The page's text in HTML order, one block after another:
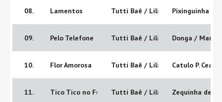
08. Lamentos Tutti Baê / Liliana Bollos / Sergio
Pixinguinha /
09. Pelo Telefone Tutti Baê / Liliana Bollos / Sergio
Donga / Mauro
10. Flor Amorosa Tutti Baê / Liliana Bollos / Sergio
Catulo P.
11. Tico Tico no Fubá / DinorahTutti Baê / Liliana Bollos / Sergio
Zequinha de